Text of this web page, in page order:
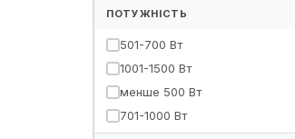
ПОТУЖНІСТЬ
501-700 Вт
1001-1500 Вт
менше 500 Вт
701-1000 Вт